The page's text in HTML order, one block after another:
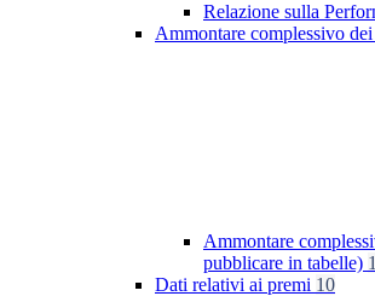
Relazione sulla
Ammontare complessivo
Ammontare
pubblicare in tabelle)
Dati relativi ai premi 10